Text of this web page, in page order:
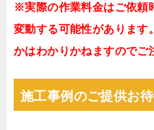
※実際の作業料金はご依頼
変動する可能性があります
かはわかりかねますのでご
施工事例のご提供お